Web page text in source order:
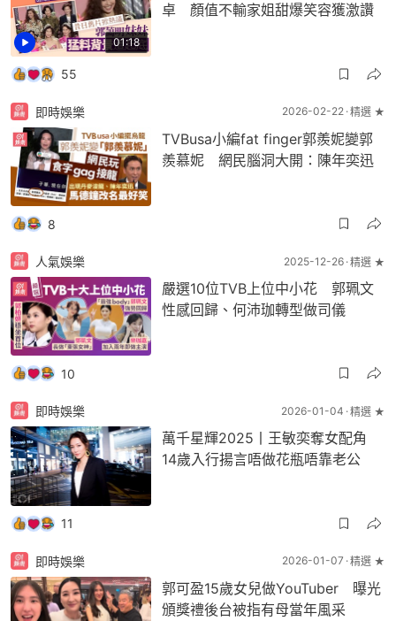
01:18
卓 顏值不輸家姐甜爆笑容獲激讚
55
即時娛樂 2026-02-22 精選 ★
TVBusa小編fat finger郭羨妮變郭
羨慕妮 網民腦洞大開：陳年奕迅
8
人氣娛樂 2025-12-26 精選 ★
嚴選10位TVB上位中小花 郭珮文
性感回歸、何沛珈轉型做司儀
10
即時娛樂 2026-01-04 精選 ★
萬千星輝2025丨王敏奕奪女配角
14歲入行揚言唔做花瓶唔靠老公
11
即時娛樂 2026-01-07 精選 ★
郭可盈15歲女兒做YouTuber 曝光
頒獎禮後台被指有母當年風采